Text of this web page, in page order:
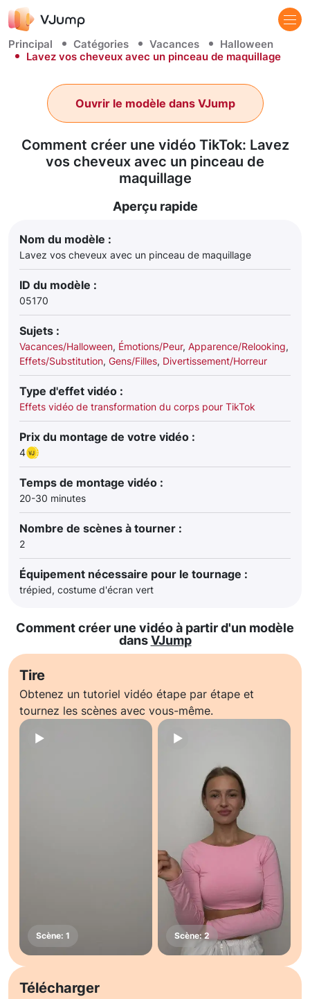
Principal Catégories Vacances
Halloween
Lavez vos cheveux avec un pinceau de maquillage
Comment créer une vidéo TikTok: Lavez
vos cheveux avec un pinceau de
maquillage
Ouvrir le modèle dans VJump
Aperçu rapide
Nom du modèle :
Lavez vos cheveux avec un pinceau de maquillage
ID du modèle :
05170
Sujets :
Vacances/Halloween, Émotions/Peur, Apparence/Relooking,
Effets/Substitution, Gens/Filles, Divertissement/Horreur
Type d'effet vidéo :
Effets vidéo de transformation du corps pour TikTok
Prix du montage de votre vidéo :
4
Temps de montage vidéo :
20-30 minutes
Nombre de scènes à tourner :
2
Équipement nécessaire pour le tournage :
trépied, costume d'écran vert
Comment créer une vidéo à partir d'un modèle
dansVJump
Tire
Obtenez un tutoriel vidéo étape par étape et
tournez les scènes avec vous-même.
Télécharger